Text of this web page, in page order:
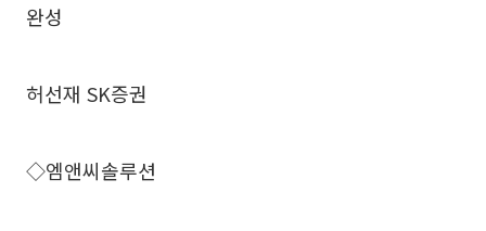
완성
허선재 SK증권
◇엠앤씨솔루션